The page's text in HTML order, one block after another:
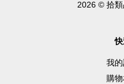
2026 © 拾
我
購